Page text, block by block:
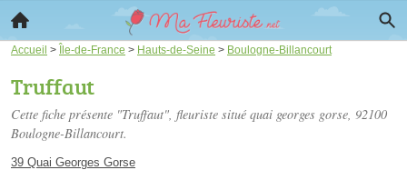
Accueil > Île-de-France > Hauts-de-Seine > Boulogne-Billancourt
Truffaut
Cette fiche présente "Truffaut", fleuriste situé quai georges gorse, 92100
Boulogne-Billancourt.
39 Quai Georges Gorse